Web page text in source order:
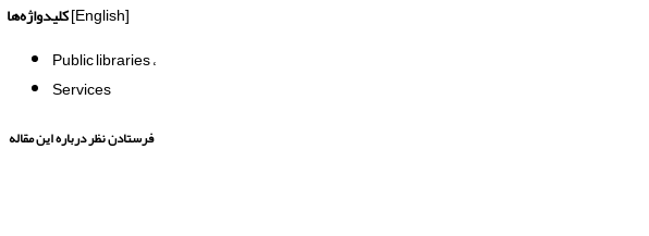
کلیدواژه‌ها[English]
Public libraries
Services
فرستادن نظر درباره این مقاله